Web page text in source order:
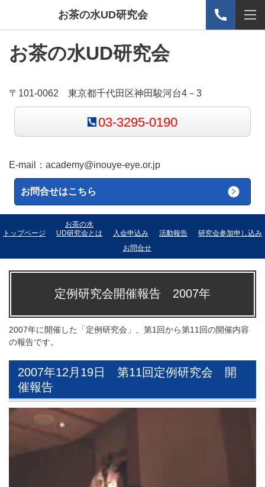
お茶の水UD研究会
お茶の水UD研究会
〒101-0062 東京都千代田区神田駿河台4－3
03-3295-0190
E-mail： academy@inouye-eye.or.jp
お問合せはこちら
トップページ
お茶の水
UD研究会とは
入会申込み 活動報告
研究会参加申し込み
お問合せ
定例研究会開催報告 2007年
2007年に開催した「定例研究会」、第1回から第11回の開催内容
の報告です。
2007年12月19日 第11回定例研究会 開
催報告